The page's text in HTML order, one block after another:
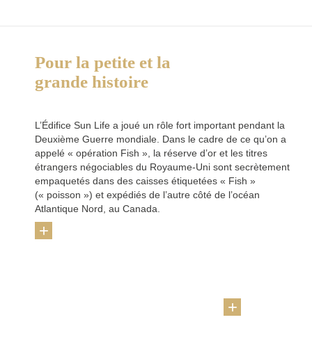
Pour la petite et la
grande histoire
L’Édifice Sun Life a joué un rôle fort important pendant la
Deuxième Guerre mondiale. Dans le cadre de ce qu’on a
appelé « opération Fish », la réserve d’or et les titres
étrangers négociables du Royaume-Uni sont secrètement
empaquetés dans des caisses étiquetées « Fish »
(« poisson ») et expédiés de l’autre côté de l’océan
Atlantique Nord, au Canada.
+